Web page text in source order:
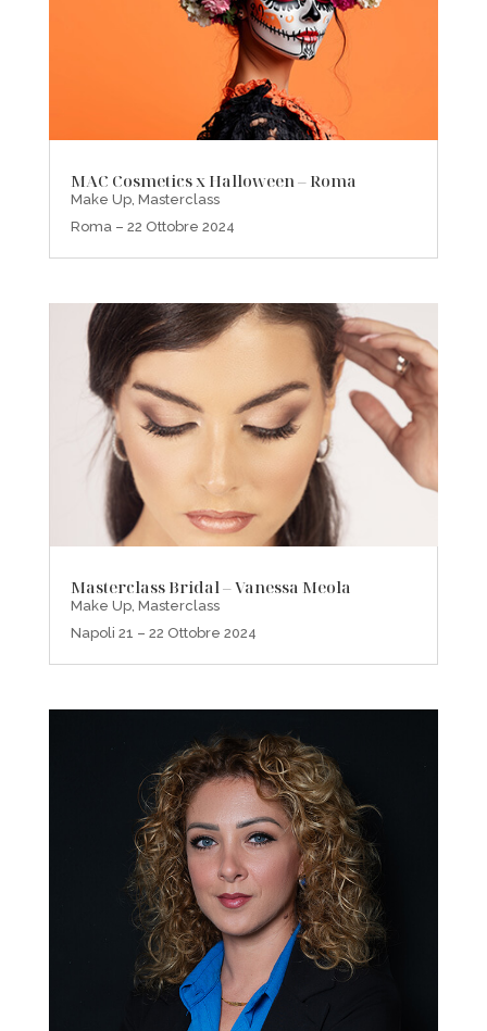
MAC Cosmetics x Halloween – Roma
Make Up, Masterclass
Roma – 22 Ottobre 2024
Masterclass Bridal – Vanessa Meola
Make Up, Masterclass
Napoli 21 – 22 Ottobre 2024